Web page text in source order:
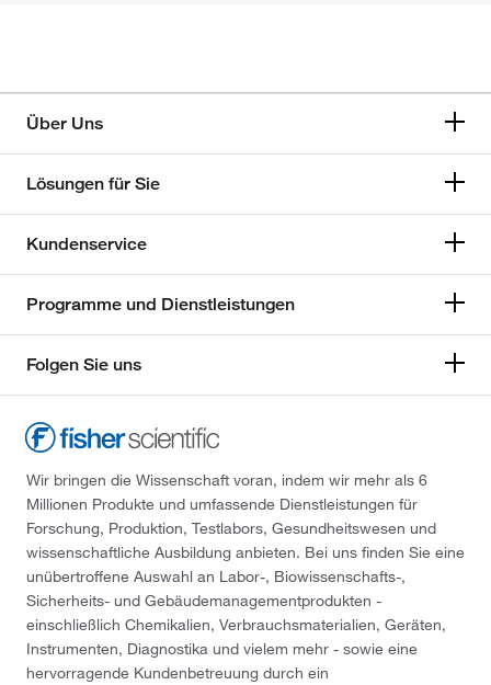
Über Uns
Lösungen für Sie
Kundenservice
Programme und Dienstleistungen
Folgen Sie uns
Wir bringen die Wissenschaft voran, indem wir mehr als 6
Millionen Produkte und umfassende Dienstleistungen für
Forschung, Produktion, Testlabors, Gesundheitswesen und
wissenschaftliche Ausbildung anbieten. Bei uns finden Sie eine
unübertroffene Auswahl an Labor-, Biowissenschafts-,
Sicherheits- und Gebäudemanagementprodukten -
einschließlich Chemikalien, Verbrauchsmaterialien, Geräten,
Instrumenten, Diagnostika und vielem mehr - sowie eine
hervorragende Kundenbetreuung durch ein